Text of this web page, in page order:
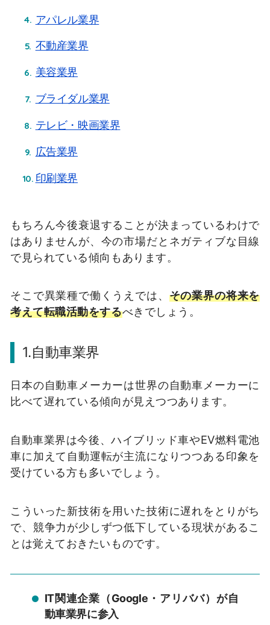
アパレル業界
不動産業界
美容業界
ブライダル業界
テレビ・映画業界
広告業界
印刷業界
もちろん今後衰退することが決まっているわけで
はありませんが、今の市場だとネガティブな目線
で見られている傾向もあります。
そこで異業種で働くうえでは、 その業界の将来を
考えて転職活動をするべきでしょう。
1.自動車業界
日本の自動車メーカーは世界の自動車メーカーに
比べて遅れている傾向が見えつつあります。
自動車業界は今後、ハイブリッド車やEV燃料電池
車に加えて自動運転が主流になりつつある印象を
受けている方も多いでしょう。
こういった新技術を用いた技術に遅れをとりがち
で、競争力が少しずつ低下している現状があるこ
とは覚えておきたいものです。
IT関連企業（Google・アリババ）が自
動車業界に参入